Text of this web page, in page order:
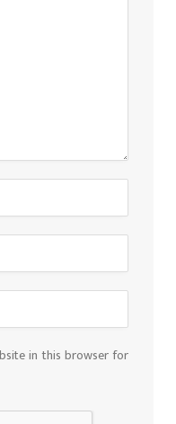
in this browser for